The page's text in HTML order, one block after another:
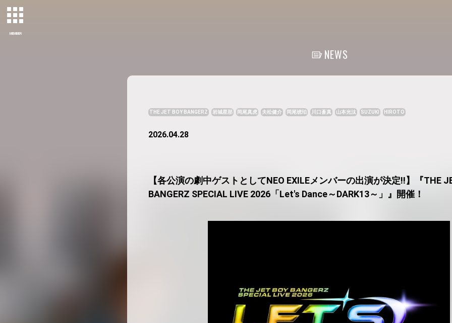
MEMBER
NEWS
THE JET BOY BANGERZ 岩城星那 岡尾真虎 夫松健介 岡尾琥珀 川口蒼真 山本光汰 SUZUKI HIROTO
2026.04.28
【各公演の劇中ゲストとしてNEO EXILEメンバーの出演が決定!!】『THE
BANGERZ SPECIAL LIVE 2026「Let's Dance～DARK13～」』開催！